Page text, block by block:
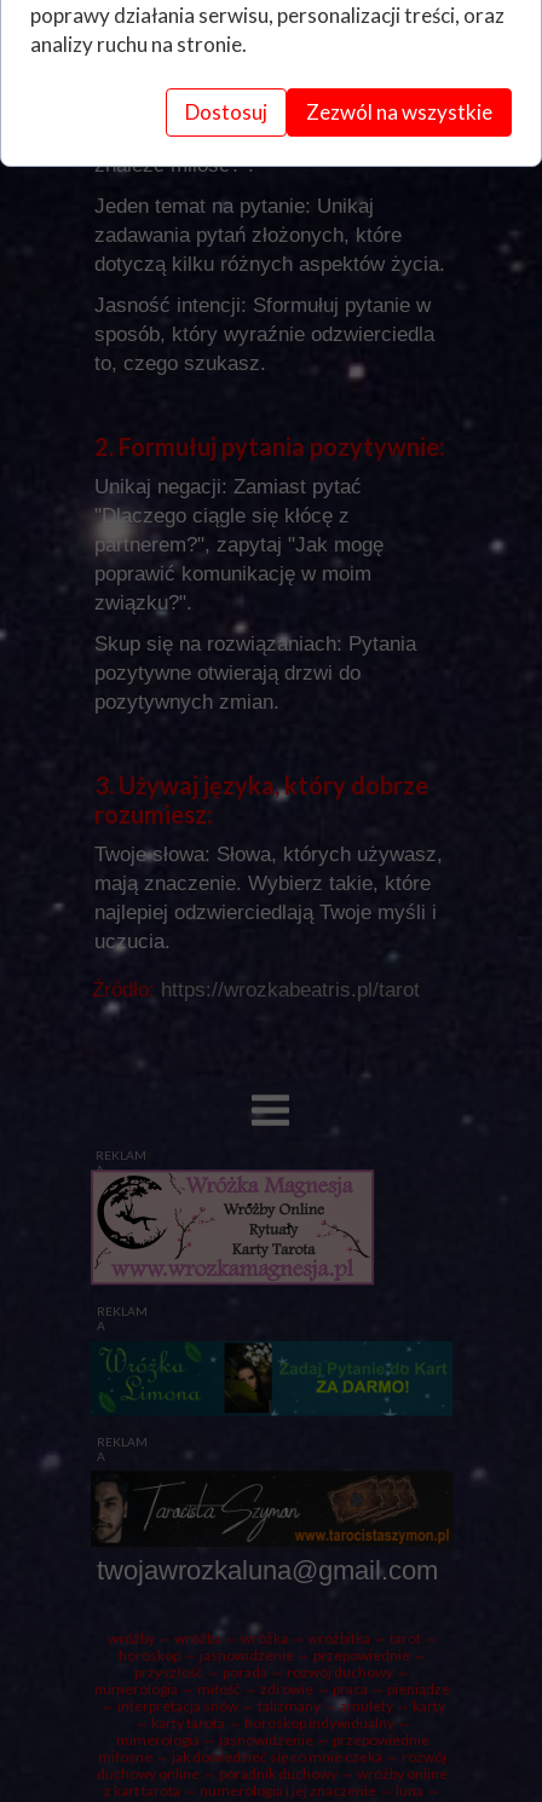
REKLAM
A
REKLAM
A
REKLAM
A
wróżby ⇔ wróżba ⇔ wróżka ⇔ wróżbitka ⇔ tarot⇔
horoskop ⇔ jasnowidzenie ⇔ przepowiednie ⇔
przyszłość ⇔ porada ⇔ rozwój duchowy ⇔
numerologia ⇔ miłość ⇔ zdrowie ⇔ praca ⇔ pieniądze
⇔ interpretacja snów ⇔ talizmany ⇔ amulety ⇔ karty
⇔ karty tarota ⇔ horoskop indywidualny ⇔
numerologia ⇔ jasnowidzenie ⇔ przepowiednie
miłosne ⇔ jak dowiedzieć się co mnie czeka ⇔ rozwój
duchowy online ⇔ poradnik duchowy ⇔ wróżby online
z kart tarota ⇔ numerologia i jej znaczenie ⇔ luna ⇔
twojawrozkaluna@gmail.com
Źródło: https://wrozkabeatris.pl/tarot
Konkretyzacja: Zamiast pytać "Co
mnie czeka w miłości?", spróbuj
potencjał mojego obecnego związku?"
lub "Jakie kroki mogę podjąć, aby
znaleźć miłość?".
Jeden temat na pytanie: Unikaj
zadawania pytań złożonych, które
dotyczą kilku różnych aspektów życia.
Jasność intencji: Sformułuj pytanie w
sposób, który wyraźnie odzwierciedla
to, czego szukasz.
2. Formułuj pytania pozytywnie:
Unikaj negacji: Zamiast pytać
"Dlaczego ciągle się kłócę z
partnerem?", zapytaj "Jak mogę
poprawić komunikację w moim
związku?".
Skup się na rozwiązaniach: Pytania
pozytywne otwierają drzwi do
pozytywnych zmian.
3. Używaj języka, który dobrze
rozumiesz:
Twoje słowa: Słowa, których używasz,
mają znaczenie. Wybierz takie, które
najlepiej odzwierciedlają Twoje myśli i
uczucia.
poprawy działania serwisu, personalizacji treści, oraz
analizy ruchu na stronie.
Dostosuj Zezwól na wszystkie